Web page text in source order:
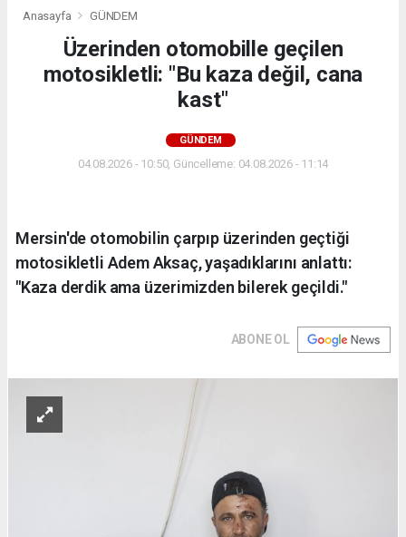
Anasayfa GÜNDEM
Üzerinden otomobille geçilen
motosikletli: "Bu kaza değil, cana
kast"
GÜNDEM
04.08.2026 - 10:50, Güncelleme: 04.08.2026 - 11:14
Mersin'de otomobilin çarpıp üzerinden geçtiği
motosikletli Adem Aksaç, yaşadıklarını anlattı:
"Kaza derdik ama üzerimizden bilerek geçildi."
ABONE OL